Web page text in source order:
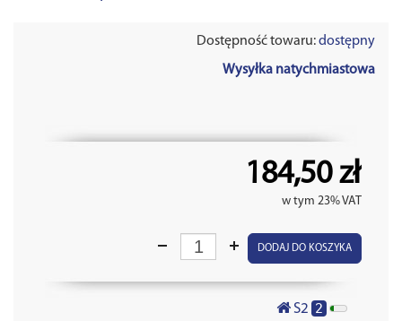
Dostępność towaru:dostępny
Wysyłka natychmiastowa
184,50 zł
w tym 23% VAT
DODAJ DO KOSZYKA
S2 2